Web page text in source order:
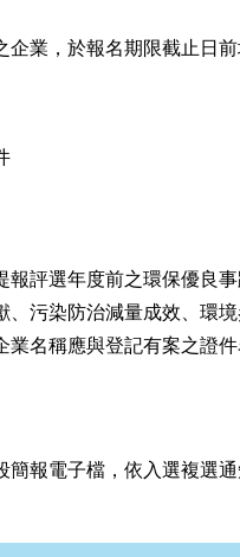
企業，於報名期限截止日
報評選年度前之環保優良
、污染防治減量成效、環
業名稱應與登記有案之證
簡報電子檔，依入選複選通